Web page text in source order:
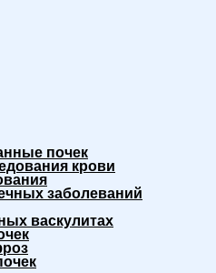
почек
крови
заболеваний
васкулитах